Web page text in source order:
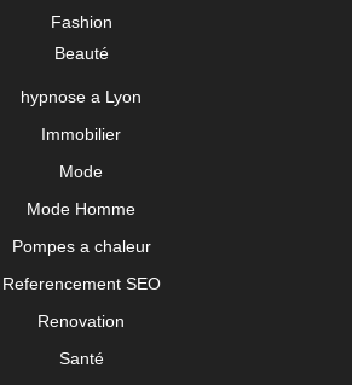
Fashion
Beauté
hypnose a Lyon
Immobilier
Mode
Mode Homme
Pompes a chaleur
Referencement SEO
Renovation
Santé